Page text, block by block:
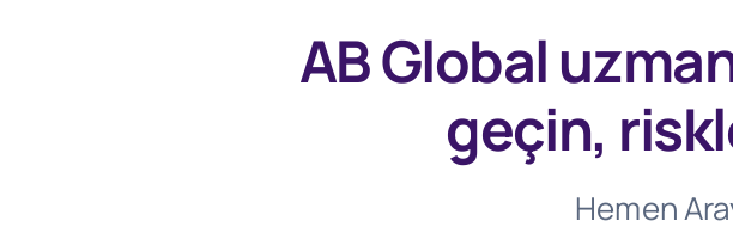
AB Global
geçin,
Hemen